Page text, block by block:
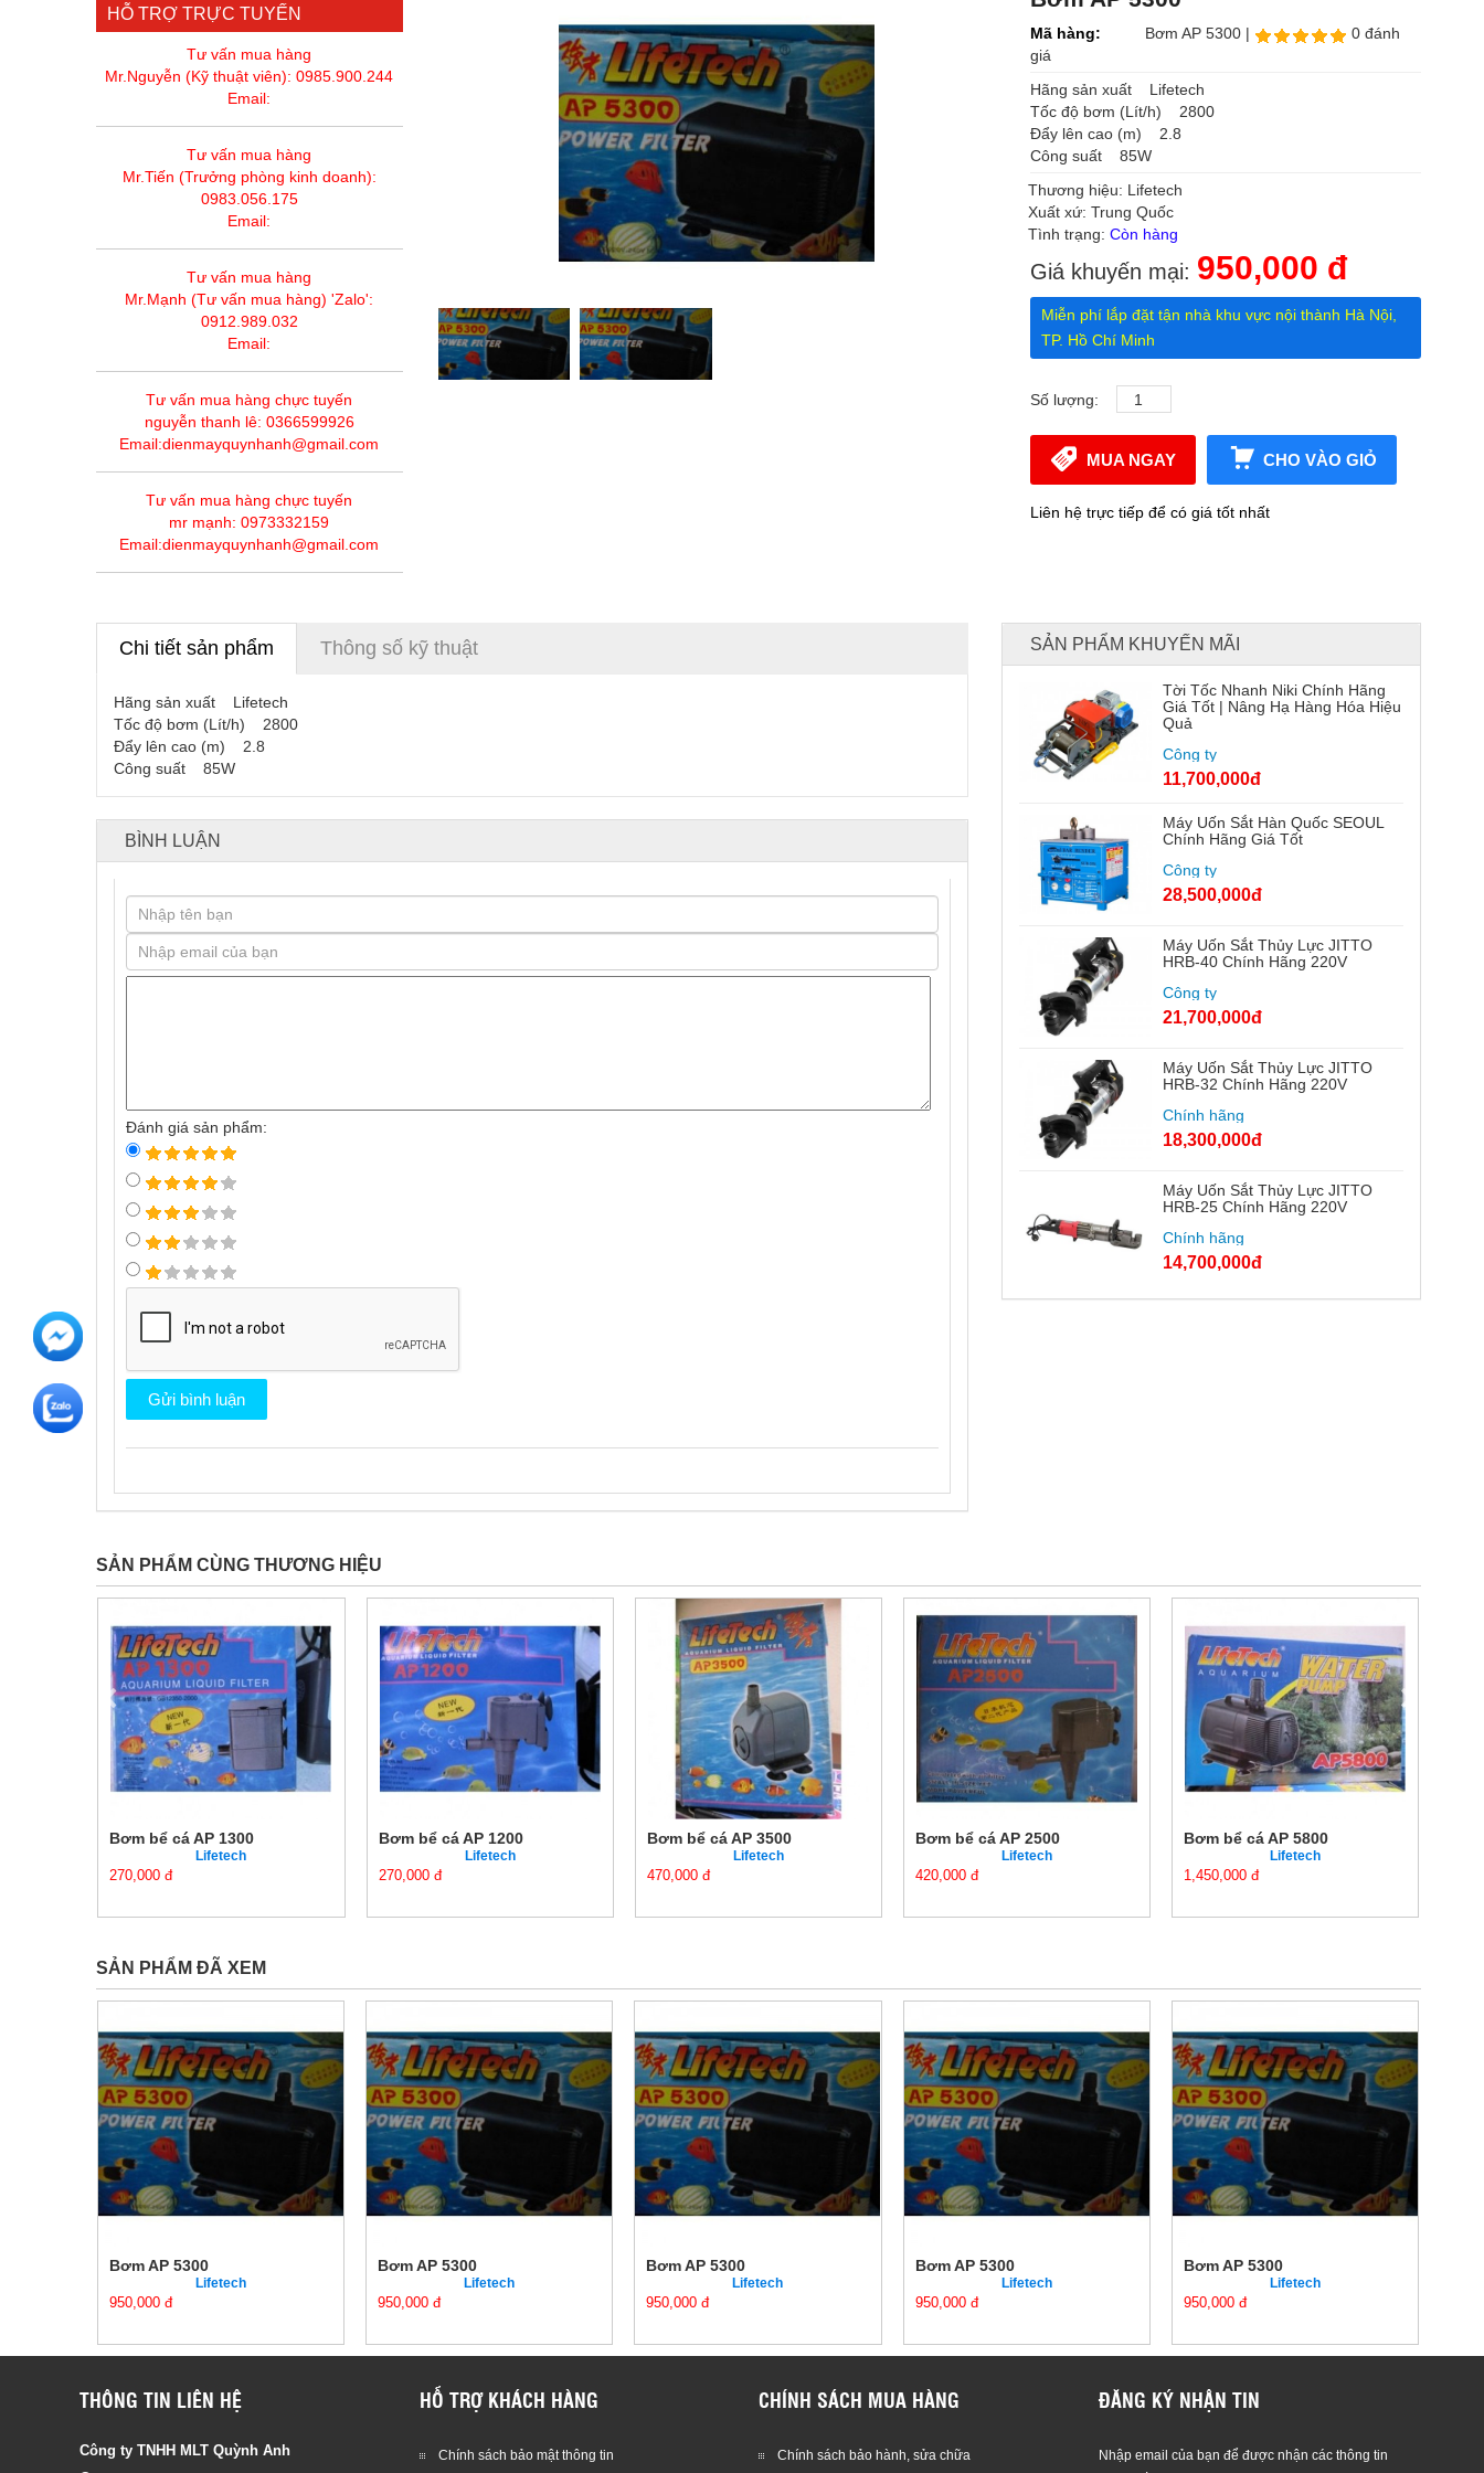
HỖ TRỢ TRỰC TUYẾN
Tư vấn mua hàng
Mr.Nguyễn (Kỹ thuật viên): 0985.900.244
Email:
Tư vấn mua hàng
Mr.Tiến (Trưởng phòng kinh doanh):
0983.056.175
Email:
Tư vấn mua hàng
Mr.Mạnh (Tư vấn mua hàng) 'Zalo':
0912.989.032
Email:
Tư vấn mua hàng chực tuyến
nguyễn thanh lê: 0366599926
Email:dienmayquynhanh@gmail.com
Tư vấn mua hàng chực tuyến
mr mạnh: 0973332159
Email:dienmayquynhanh@gmail.com
Mã hàng: Bơm AP 5300 |
0 đánh
giá
Hãng sản xuất Lifetech
Tốc độ bơm (Lít/h) 2800
Đẩy lên cao (m) 2.8
Công suất 85W
Thương hiệu: Lifetech
Xuất xứ: Trung Quốc
Tình trạng: Còn hàng
Giá khuyến mại: 950,000 đ
Miễn phí lắp đặt tận nhà khu vực nội thành Hà Nội,
TP. Hồ Chí Minh
Số lượng:
MUA NGAY CHO VÀO GIỎ
Liên hệ trực tiếp để có giá tốt nhất
Chi tiết sản phẩm Thông số kỹ thuật
Hãng sản xuất Lifetech
Tốc độ bơm (Lít/h) 2800
Đẩy lên cao (m) 2.8
Công suất 85W
BÌNH LUẬN
Đánh giá sản phẩm:
SẢN PHẨM KHUYẾN MÃI
Tời Tốc Nhanh Niki Chính Hãng
Giá Tốt | Nâng Hạ Hàng Hóa Hiệu
Quả
Công ty
11,700,000đ
Máy Uốn Sắt Hàn Quốc SEOUL
Chính Hãng Giá Tốt
Công ty
28,500,000đ
Máy Uốn Sắt Thủy Lực JITTO
HRB-40 Chính Hãng 220V
Công ty
21,700,000đ
Máy Uốn Sắt Thủy Lực JITTO
HRB-32 Chính Hãng 220V
Chính hãng
18,300,000đ
Máy Uốn Sắt Thủy Lực JITTO
HRB-25 Chính Hãng 220V
Chính hãng
14,700,000đ
SẢN PHẨM CÙNG THƯƠNG HIỆU
Bơm bể cá AP 1300
Lifetech
270,000 đ
Bơm bể cá AP 1200
Lifetech
270,000 đ
Bơm bể cá AP 3500
Lifetech
470,000 đ
Bơm bể cá AP 2500
Lifetech
420,000 đ
Bơm bể cá AP 5800
Lifetech
1,450,000 đ
SẢN PHẨM ĐÃ XEM
Bơm AP 5300
Lifetech
950,000 đ
Bơm AP 5300
Lifetech
950,000 đ
Bơm AP 5300
Lifetech
950,000 đ
Bơm AP 5300
Lifetech
950,000 đ
Bơm AP 5300
Lifetech
950,000 đ
THÔNG TIN LIÊN HỆ
Công ty TNHH MLT Quỳnh Anh
HỖ TRỢ KHÁCH HÀNG
Chính sách bảo mật thông tin
CHÍNH SÁCH MUA HÀNG
Chính sách bảo hành, sửa chữa
ĐĂNG KÝ NHẬN TIN
Nhập email của bạn để được nhận các thông tin